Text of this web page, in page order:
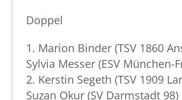
Doppel
Marion Binder (TSV 1860
Sylvia Messer (ESV München-
Kerstin Segeth (TSV 1909
Suzan Okur (SV Darmstadt 98)